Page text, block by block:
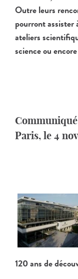
Outre leurs
pourront assister
ateliers
science ou
Paris, le 4
120 ans de